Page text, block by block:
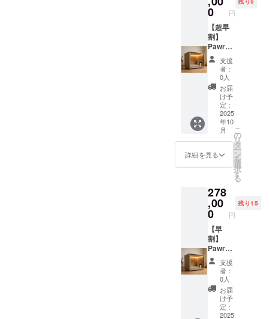
L、XL
・カ
ラー展
開：黒
0 円
【超早
割】
Pawrad
iseミニ
サイズ×
ステッ
カー ・
Pawrad
iseミニ
サイズ
とス
テッ
カーを
ご提供
しま
す。 ・
展開：
白, 黒，
グレー
・商品
ステッ
カーサ
イズ：
7.5cm×
7.5cm
1. 本商
品の
メー
カー情
報 ・
支援
者：
0人
お届
け予
定：
2025
年10
月
詳細を見る
こ
の
リ
タ
ー
ン
を
選
択
す
る
278
,00
0 円
残り15
【早
割】
Pawrad
iseミニ
サイズ×
ステッ
カー ・
Pawrad
iseミニ
サイズ
支援
者：
0人
お届
け予
定：
2025